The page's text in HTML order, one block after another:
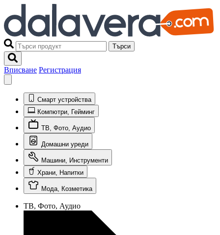
Търси
Вписване Регистрация
Смарт устройства
Компютри, Гейминг
ТВ, Фото, Аудио
Домашни уреди
Машини, Инструменти
Храни, Напитки
Мода, Козметика
ТВ, Фото, Аудио